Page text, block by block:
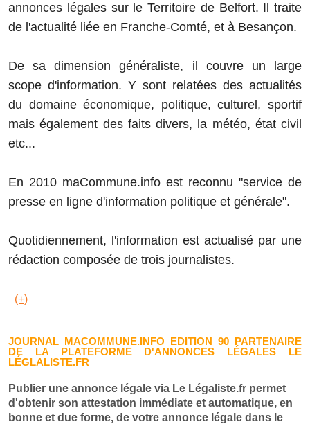
annonces légales sur le Territoire de Belfort. Il traite
de l'actualité liée en Franche-Comté, et à Besançon.
De sa dimension généraliste, il couvre un large
scope d'information. Y sont relatées des actualités
du domaine économique, politique, culturel, sportif
mais également des faits divers, la météo, état civil
etc...
En 2010 maCommune.info est reconnu "service de
presse en ligne d'information politique et générale".
Quotidiennement, l'information est actualisé par une
rédaction composée de trois journalistes.
(+)
JOURNAL MACOMMUNE.INFO EDITION 90 PARTENAIRE
DE LA PLATEFORME D'ANNONCES LÉGALES LE
LÉGLALISTE.FR
Publier une annonce légale via Le Légaliste.fr permet
d'obtenir son attestation immédiate et automatique, en
bonne et due forme, de votre annonce légale dans le